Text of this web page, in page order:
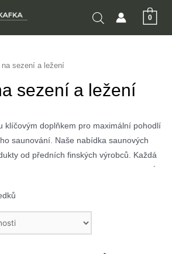
0
sezení a ležení
sezení a ležení
klíčovým doplňkem pro maximální pohodlí
saunování. Naše nabídka saunových
od předních finských výrobců. Každá
a vyrobena z prvotřídních materiálů,
ze lnu
na ležení nebo na sezení. Z materiálů